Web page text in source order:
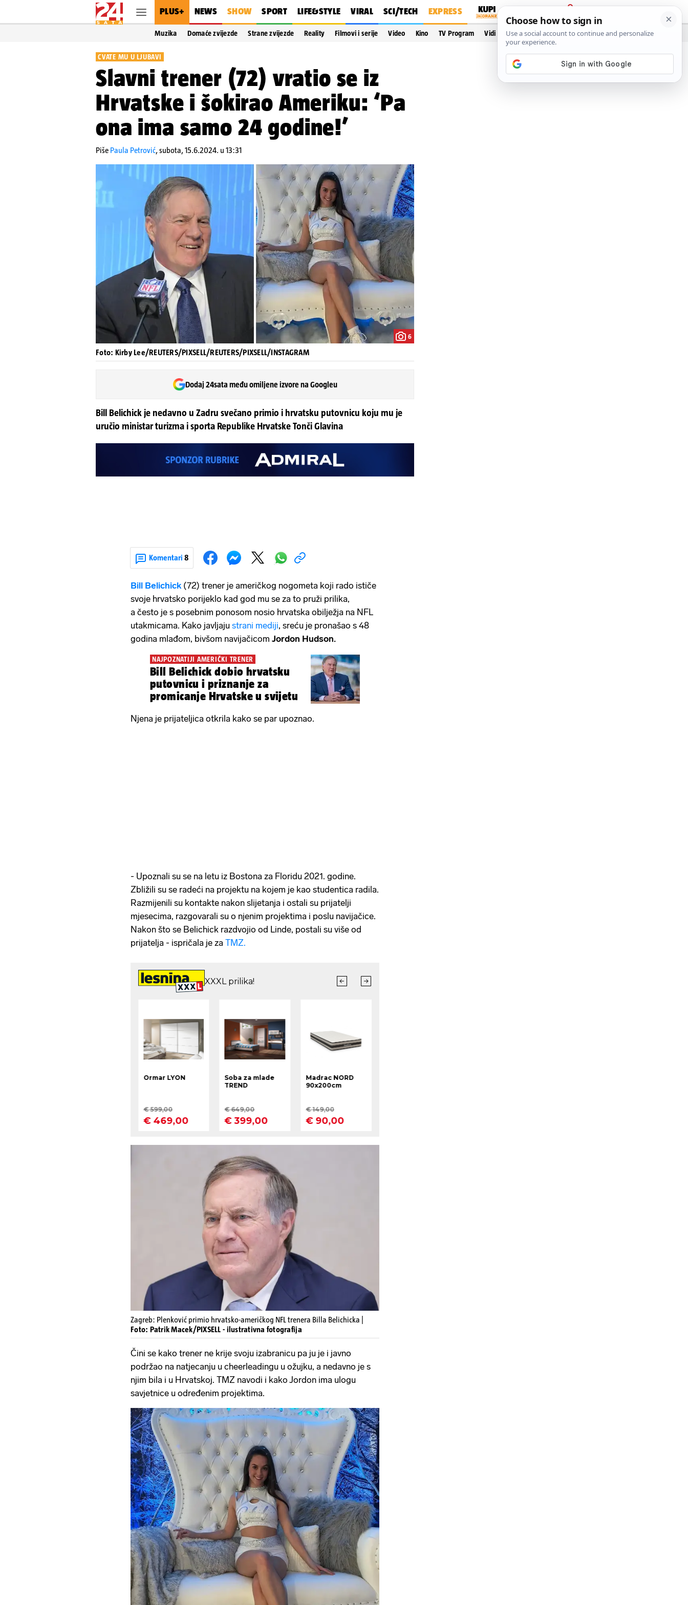
PLUS+ NEWS SHOW SPORT LIFE&STYLE VIRAL SCI/TECH EXPRESS
PRIJAVA
Muzika Domaće zvijezde Strane zvijezde Reality Filmovi i serije Video Kino TV Program Vidi još…
CVATE MU U LJUBAVI
Slavni trener (72) vratio se iz
Hrvatske i šokirao Ameriku: ‘Pa
ona ima samo 24 godine!’
Piše Paula Petrović,subota, 15.6.2024. u 13:31
6
Foto: Kirby Lee/REUTERS/PIXSELL/REUTERS/PIXSELL/INSTAGRAM
Dodaj 24sata među omiljene izvore na Googleu
Bill Belichick je nedavno u Zadru svečano primio i hrvatsku putovnicu koju mu je
uručio ministar turizma i sporta Republike Hrvatske Tonči Glavina
Komentari 8
Bill Belichick (72) trener je američkog nogometa koji rado ističe
svoje hrvatsko porijeklo kad god mu se za to pruži prilika,
a često je s posebnim ponosom nosio hrvatska obilježja na NFL
utakmicama. Kako javljaju strani mediji, sreću je pronašao s 48
godina mlađom, bivšom navijačicom Jordon Hudson.
NAJPOZNATIJI AMERIČKI TRENER
Bill Belichick dobio hrvatsku
putovnicu i priznanje za
promicanje Hrvatske u svijetu
Njena je prijateljica otkrila kako se par upoznao.
- Upoznali su se na letu iz Bostona za Floridu 2021. godine.
Zbližili su se radeći na projektu na kojem je kao studentica radila.
Razmijenili su kontakte nakon slijetanja i ostali su prijatelji
mjesecima, razgovarali su o njenim projektima i poslu navijačice.
Nakon što se Belichick razdvojio od Linde, postali su više od
prijatelja - ispričala je za TMZ.
Zagreb: Plenković primio hrvatsko-američkog NFL trenera Billa Belichicka |
Foto: Patrik Macek/PIXSELL - ilustrativna fotografija
Čini se kako trener ne krije svoju izabranicu pa ju je i javno
podržao na natjecanju u cheerleadingu u ožujku, a nedavno je s
njim bila i u Hrvatskoj. TMZ navodi i kako Jordon ima ulogu
savjetnice u određenim projektima.